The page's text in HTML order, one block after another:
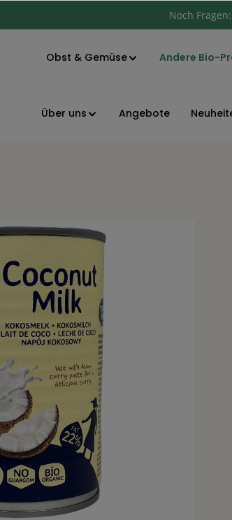
Noch Fragen:
Obst & Gemüse
Über uns Angebote